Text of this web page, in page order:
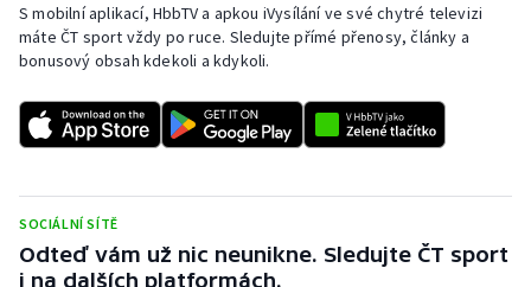
S mobilní aplikací, HbbTV a apkou iVysílání ve své chytré televizi
máte ČT sport vždy po ruce. Sledujte přímé přenosy, články a
bonusový obsah kdekoli a kdykoli.
SOCIÁLNÍ SÍTĚ
Odteď vám už nic neunikne. Sledujte ČT sport
i na dalších platformách.